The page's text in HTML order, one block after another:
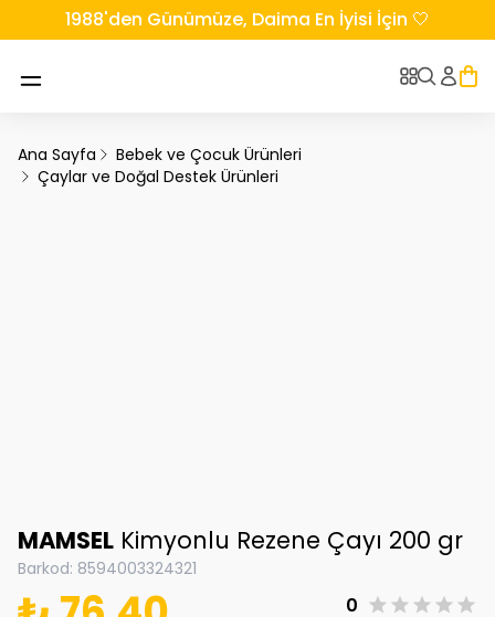
1988'den Günümüze, Daima En İyisi İçin 🤍
Ana Sayfa
Bebek ve Çocuk Ürünleri
Çaylar ve Doğal Destek Ürünleri
MAMSEL Kimyonlu Rezene Çayı 200 gr
Barkod: 8594003324321
0